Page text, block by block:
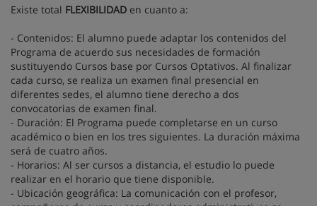
Existe total FLEXIBILIDAD en cuanto a:
- Contenidos: El alumno puede adaptar los contenidos del
Programa de acuerdo sus necesidades de formación
sustituyendo Cursos base por Cursos Optativos. Al finalizar
cada curso, se realiza un examen final presencial en
diferentes sedes, el alumno tiene derecho a dos
convocatorias de examen final.
- Duración: El Programa puede completarse en un curso
académico o bien en los tres siguientes. La duración máxima
será de cuatro años.
- Horarios: Al ser cursos a distancia, el estudio lo puede
realizar en el horario que tiene disponible.
- Ubicación geográfica: La comunicación con el profesor,